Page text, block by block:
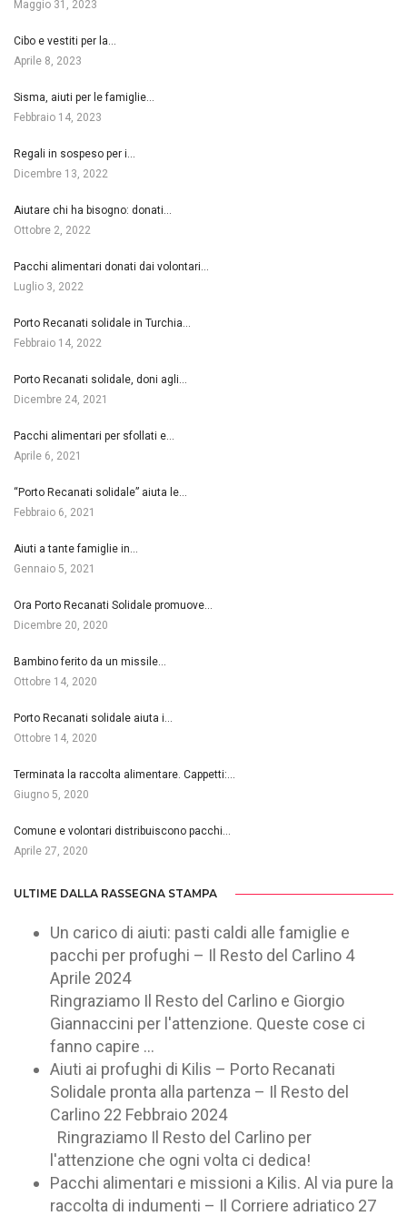
Maggio 31, 2023
Cibo e vestiti per la…
Aprile 8, 2023
Sisma, aiuti per le famiglie…
Febbraio 14, 2023
Regali in sospeso per i…
Dicembre 13, 2022
Aiutare chi ha bisogno: donati…
Ottobre 2, 2022
Pacchi alimentari donati dai volontari…
Luglio 3, 2022
Porto Recanati solidale in Turchia…
Febbraio 14, 2022
Porto Recanati solidale, doni agli…
Dicembre 24, 2021
Pacchi alimentari per sfollati e…
Aprile 6, 2021
“Porto Recanati solidale” aiuta le…
Febbraio 6, 2021
Aiuti a tante famiglie in…
Gennaio 5, 2021
Ora Porto Recanati Solidale promuove…
Dicembre 20, 2020
Bambino ferito da un missile…
Ottobre 14, 2020
Porto Recanati solidale aiuta i…
Ottobre 14, 2020
Terminata la raccolta alimentare. Cappetti:…
Giugno 5, 2020
Comune e volontari distribuiscono pacchi…
Aprile 27, 2020
ULTIME DALLA RASSEGNA STAMPA
Un carico di aiuti: pasti caldi alle famiglie e
pacchi per profughi – Il Resto del Carlino 4
Aprile 2024
Ringraziamo Il Resto del Carlino e Giorgio
Giannaccini per l'attenzione. Queste cose ci
fanno capire ...
Aiuti ai profughi di Kilis – Porto Recanati
Solidale pronta alla partenza – Il Resto del
Carlino 22 Febbraio 2024
Ringraziamo Il Resto del Carlino per
l'attenzione che ogni volta ci dedica!
Pacchi alimentari e missioni a Kilis. Al via pure la
raccolta di indumenti – Il Corriere adriatico 27